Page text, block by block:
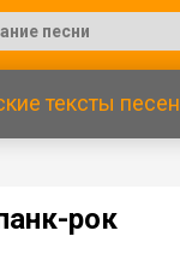
тексты песен
poк